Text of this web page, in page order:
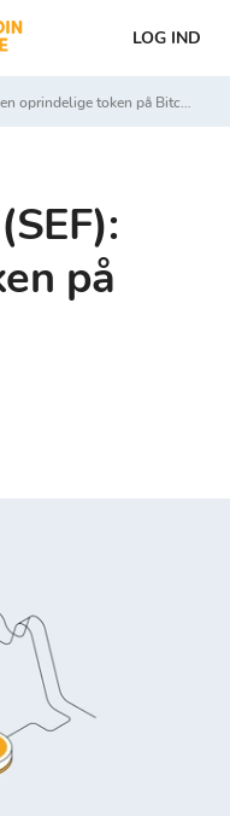
LOG IND
token på Bitcoin Store-platformen
på